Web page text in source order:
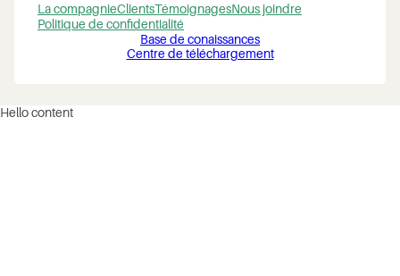
La compagnieClientsTémoignagesNous joindre
Politique de confidentialité
Base de conaissances
Centre de téléchargement
Hello content